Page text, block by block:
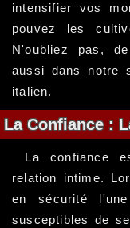
intensifier vos
pouvez les
N'oubliez pas,
aussi dans notre
italien.
La Confiance :
La confiance
relation intime.
en sécurité
susceptibles de